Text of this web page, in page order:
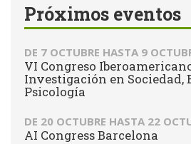
Próximos eventos
DE 7 OCTUBRE HASTA 9
VI Congreso
Investigación en Sociedad,
Psicología
DE 20 OCTUBRE HASTA 22
AI Congress Barcelona